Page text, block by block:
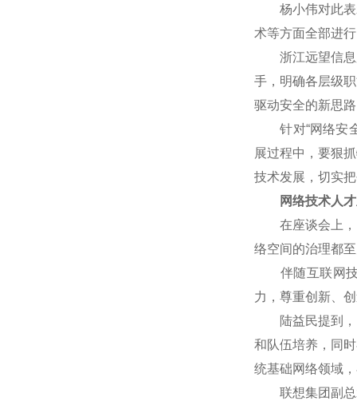
杨小伟对此表示
术等方面全部进
浙江远望信息股
手，明确各层级
驱动安全的新思
针对“网络安全
展过程中，要狠
技术发展，切实
网络技术人才
在座谈会上，网
络空间的治理都
伴随互联网技
力，尊重创新、
陆益民提到，
和队伍培养，同
统基础网络领域
联想集团副总裁